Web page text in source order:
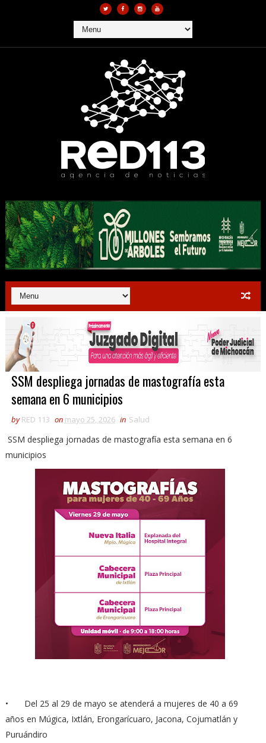
SSM despliega jornadas de mastografía esta
semana en 6 municipios
by RED 113 on mayo 25, 2026 in Salud
SSM despliega jornadas de mastografía esta semana en 6
municipios
•
Del 25 al 29 de mayo se atenderá a mujeres de 40 a 69
años en Múgica, Ixtlán, Erongarícuaro, Jacona, Cojumatlán y
Puruándiro